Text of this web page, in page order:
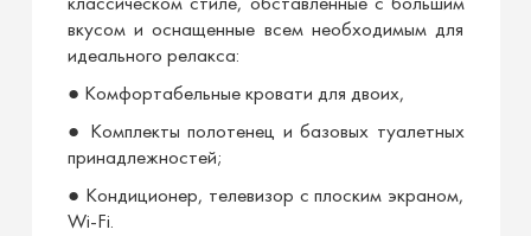
классическом стиле, обставленные с большим
вкусом и оснащенные всем необходимым для
идеального релакса:
● Комфортабельные кровати для двоих,
● Комплекты полотенец и базовых туалетных
принадлежностей;
● Кондиционер, телевизор с плоским экраном,
Wi-Fi.